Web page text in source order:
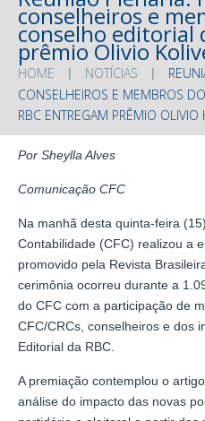
conselheiros e
conselho editorial
prêmio Olivio
HOME NOTÍCIAS
CONSELHEIROS E MEMBROS
RBC ENTREGAM PRÊMIO OLIVIO
Por Sheylla Alves
Comunicação CFC
Na manhã desta quinta-feira
Contabilidade (CFC) realizou a
promovido pela Revista
cerimônia ocorreu durante a
do CFC com a participação de
CFC/CRCs, conselheiros e dos
Editorial da RBC.
A premiação contemplou o
análise do impacto das novas